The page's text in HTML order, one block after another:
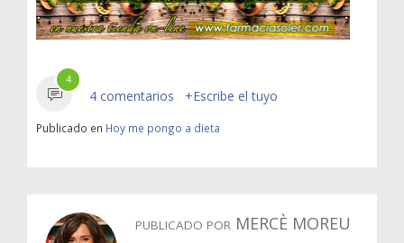
4
4 comentarios +Escribe el tuyo
Publicado en Hoy me pongo a dieta
PUBLICADO POR MERCÈ MOREU